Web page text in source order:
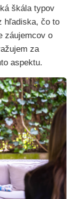
škála typov
hľadiska, čo to
záujemcov o
za
aspektu.